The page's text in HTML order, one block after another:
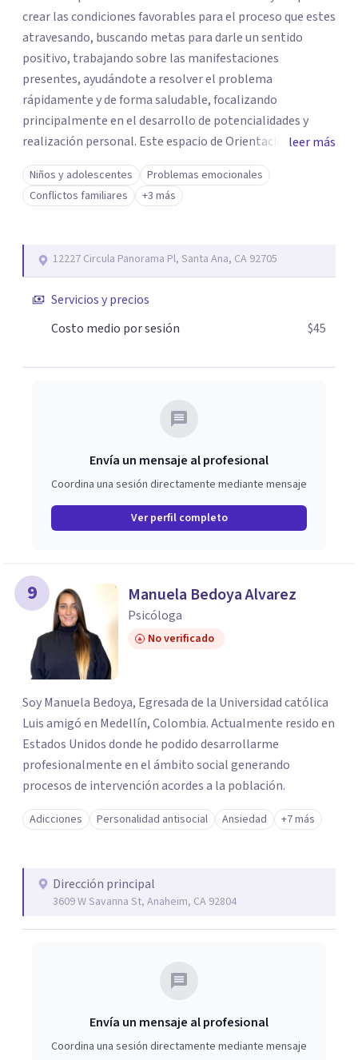
crear las condiciones favorables para el proceso que estes
atravesando, buscando metas para darle un sentido
positivo, trabajando sobre las manifestaciones
presentes, ayudándote a resolver el problema
rápidamente y de forma saludable, focalizando
principalmente en el desarrollo de potencialidades y
realización personal. Este espacio de Orientación
Psicológica tiene como objetivos promover el
crecimiento preservar la salud mental, modificar el estilo
de vida si buscas mayor calidad de vida. Situaciones son
frecuentes a la paternidad, corregir determinados
comportamientos de un hijo adolescente, problemas en
pareja, manejo de diversas situaciones que pueden causar
angustia emocional. Este espacio puede ser el adecuado
potencialmente te permitan asumir el proceso de
mismo, la estabilidad emocional para identificar las
fortalezas y debilidades afectivas y poder participar en la
sociedad con tus metas y motivaciones.
leer más
Niños y adolescentes
Problemas emocionales
Conflictos familiares
+3 más
12227 Circula Panorama Pl, Santa Ana, CA 92705
Servicios y precios
Costo medio por sesión
$45
Envía un mensaje al profesional
Coordina una sesión directamente mediante mensaje
Ver perfil completo
9 Manuela Bedoya Alvarez
Psicóloga
No verificado
Soy Manuela Bedoya, Egresada de la Universidad católica
Luis amigó en Medellín, Colombia. Actualmente resido en
Estados Unidos donde he podido desarrollarme
profesionalmente en el ámbito social generando
procesos de intervención acordes a la población.
Adicciones Personalidad antisocial Ansiedad +7 más
Dirección principal
3609 W Savanna St, Anaheim, CA 92804
Envía un mensaje al profesional
Coordina una sesión directamente mediante mensaje